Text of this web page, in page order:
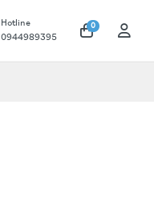
Hotline
0944989395
0